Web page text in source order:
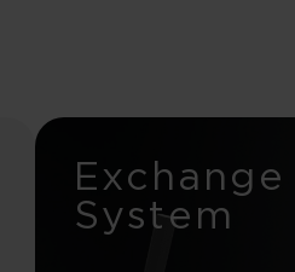
System